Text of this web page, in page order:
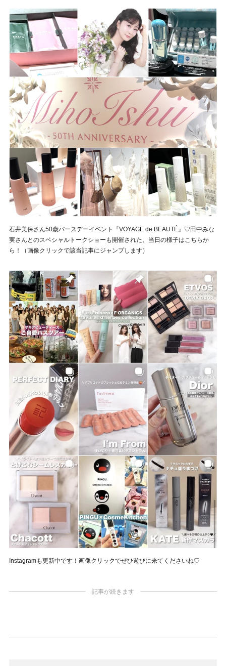
石井美保さん50歳バースデーイベント『VOYAGE de BEAUTÉ』♡田中みな
実さんとのスペシャルトークショーも開催された、当日の様子はこちらか
ら！（画像クリックで該当記事にジャンプします）
Instagramも更新中です！画像クリックでぜひ遊びに来てくださいね♡
記事が続きます